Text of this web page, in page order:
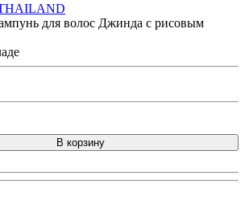
для волос Джинда с рисовым
В корзину